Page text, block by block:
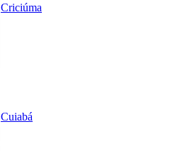
Criciúma
Cuiabá